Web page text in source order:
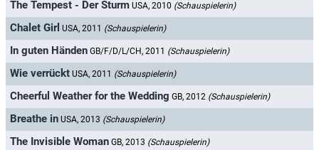
The Tempest - Der Sturm USA, 2010 (Schauspielerin)
Chalet Girl USA, 2011 (Schauspielerin)
In guten Händen GB/F/D/L/CH, 2011 (Schauspielerin)
Wie verrückt USA, 2011 (Schauspielerin)
Cheerful Weather for the Wedding GB, 2012 (Schauspielerin)
Breathe in USA, 2013 (Schauspielerin)
The Invisible Woman GB, 2013 (Schauspielerin)